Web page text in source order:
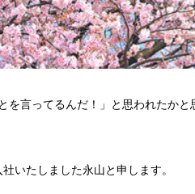
言ってるんだ！」と思われたかと
いたしました永山と申します。